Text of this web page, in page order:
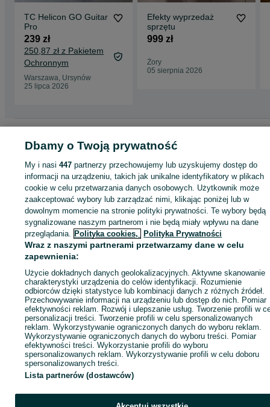
TC Helicon GO Guitar
Pro
239 zł
250,87 zł z Pakietem
Ochronnym
Warszawa, Ursynów
25 lipca 2026
Efekty wyprzedaż
sprzętu
999 zł
Żory
05 sierpnia 2026
gitar
Części i akcesoria do gitar - Małopolskie
Części i akcesoria do gitar -
KATEGORIA
ID:1067500833 Wyświetlenia:
Zadzwoń / SMS Wyślij wiadomość
Dbamy o Twoją prywatność
My i nasi447 partnerzy przechowujemy lub uzyskujemy dostęp do
informacji na urządzeniu, takich jak unikalne identyfikatory w plikach
cookie w celu przetwarzania danych osobowych. Użytkownik może
zaakceptować wybory lub zarządzać nimi, klikając poniżej lub w
dowolnym momencie na stronie polityki prywatności. Te wybory będą
sygnalizowane naszym partnerom i nie będą miały wpływu na dane
przeglądania. Polityka cookies, Polityka Prywatności
Wraz z naszymi partnerami przetwarzamy dane w celu
zapewnienia:
Użycie dokładnych danych geolokalizacyjnych. Aktywne skanowanie
charakterystyki urządzenia do celów identyfikacji. Rozumienie
odbiorców dzięki statystyce lub kombinacji danych z różnych źródeł.
Przechowywanie informacji na urządzeniu lub dostęp do nich. Pomiar
efektywności reklam. Rozwój i ulepszanie usług. Tworzenie profili w
personalizacji treści. Tworzenie profili w celu spersonalizowanych
reklam. Wykorzystywanie ograniczonych danych do wyboru reklam.
Wykorzystywanie ograniczonych danych do wyboru treści. Pomiar
efektywności treści. Wykorzystanie profili do wyboru
spersonalizowanych reklam. Wykorzystywanie profili w celu doboru
spersonalizowanych treści.
Lista partnerów (dostawców)